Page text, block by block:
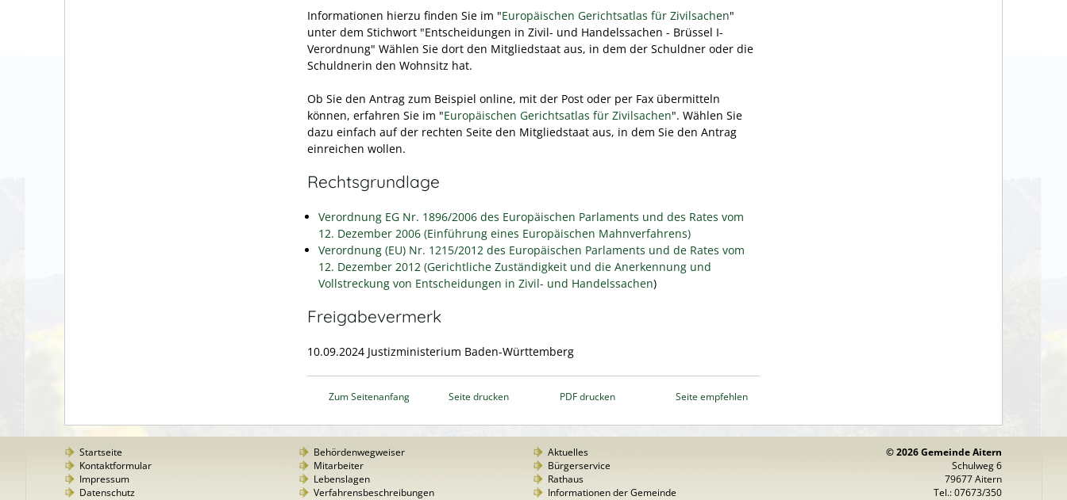
Informationen hierzu finden Sie im "Europäischen Gerichtsatlas für Zivilsachen"
unter dem Stichwort "Entscheidungen in Zivil- und Handelssachen - Brüssel I-
Verordnung" Wählen Sie dort den Mitgliedstaat aus, in dem der Schuldner oder die
Schuldnerin den Wohnsitz hat.
Ob Sie den Antrag zum Beispiel online, mit der Post oder per Fax übermitteln
können, erfahren Sie im "Europäischen Gerichtsatlas für Zivilsachen". Wählen Sie
dazu einfach auf der rechten Seite den Mitgliedstaat aus, in dem Sie den Antrag
einreichen wollen.
Rechtsgrundlage
Verordnung EG Nr. 1896/2006 des Europäischen Parlaments und des Rates vom
12. Dezember 2006 (Einführung eines Europäischen Mahnverfahrens)
Verordnung (EU) Nr. 1215/2012 des Europäischen Parlaments und de Rates vom
12. Dezember 2012 (Gerichtliche Zuständigkeit und die Anerkennung und
Vollstreckung von Entscheidungen in Zivil- und Handelssachen)
Freigabevermerk
10.09.2024 Justizministerium Baden-Württemberg
Zum Seitenanfang Seite drucken PDF drucken Seite empfehlen
Startseite
Kontaktformular
Impressum
Datenschutz
Behördenwegweiser
Mitarbeiter
Lebenslagen
Verfahrensbeschreibungen
Aktuelles
Bürgerservice
Rathaus
Informationen der Gemeinde
© 2026 Gemeinde Aitern
Schulweg 6
79677 Aitern
Tel.: 07673/350